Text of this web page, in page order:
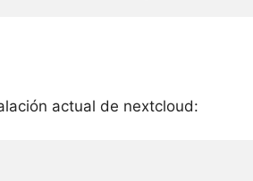
actual de nextcloud: